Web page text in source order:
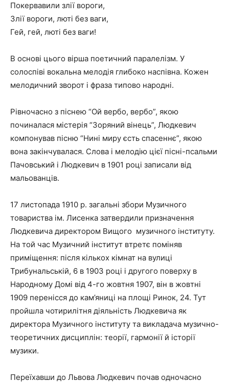
Покервавили злії вороги,
Злії вороги, люті без ваги,
Гей, гей, люті без ваги!
В основі цього вірша поетичний паралелізм. У
солоспіві вокальна мелодія глибоко наспівна. Кожен
мелодичний зворот і фраза типово народні.
Рівночасно з піснею “Ой вербо, вербо”, якою
починалася містерія “Зоряний вінець”, Людкевич
компонував пісню “Нині миру єсть спасеннє”, якою
вона закінчувалася. Слова і мелодію цієї пісні-псальми
Пачовський і Людкевич в 1901 році записали від
мальованців.
17 листопада 1910 р. загальні збори Музичного
товариства ім. Лисенка затвердили призначення
Людкевича директором Вищого музичного інституту.
На той час Музичний інститут втретє поміняв
приміщення: після кількох кімнат на вулиці
Трибунальській, 6 в 1903 році і другого поверху в
Народному Домі від 4-го жовтня 1907, він в жовтні
1909 перенісся до кам’яниці на площі Ринок, 24. Тут
пройшла чотирилітня діяльність Людкевича як
директора Музичного інституту та викладача музично-
теоретичних дисциплін: теорії, гармонії й історії
музики.
Переїхавши до Львова Людкевич почав одночасно